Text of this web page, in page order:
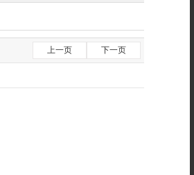
上一页 下一页